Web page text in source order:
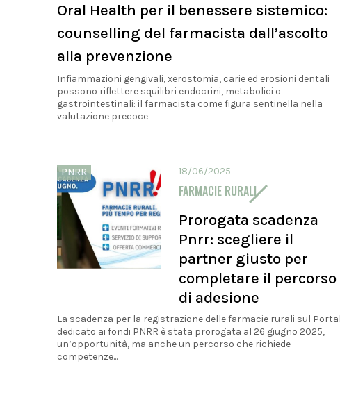
Oral Health per il benessere sistemico:
counselling del farmacista dall’ascolto
alla prevenzione
Infiammazioni gengivali, xerostomia, carie ed erosioni dentali
possono riflettere squilibri endocrini, metabolici o
gastrointestinali: il farmacista come figura sentinella nella
valutazione precoce
PNRR 18/06/2025
FARMACIE RURALI
Prorogata scadenza
Pnrr: scegliere il
partner giusto per
completare il percorso
di adesione
La scadenza per la registrazione delle farmacie rurali sul
dedicato ai fondi PNRR è stata prorogata al 26 giugno 2025,
un’opportunità, ma anche un percorso che richiede
competenze...